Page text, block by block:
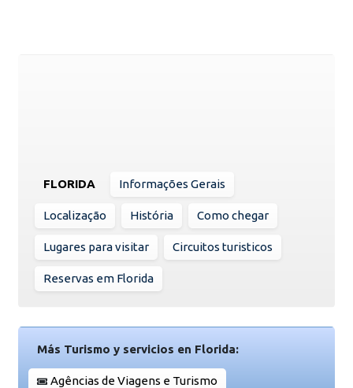
FLORIDA Informações Gerais
Localização História Como chegar
Lugares para visitar Circuitos turisticos
Reservas em Florida
Más Turismo y servicios en Florida:
Agências de Viagens e Turismo